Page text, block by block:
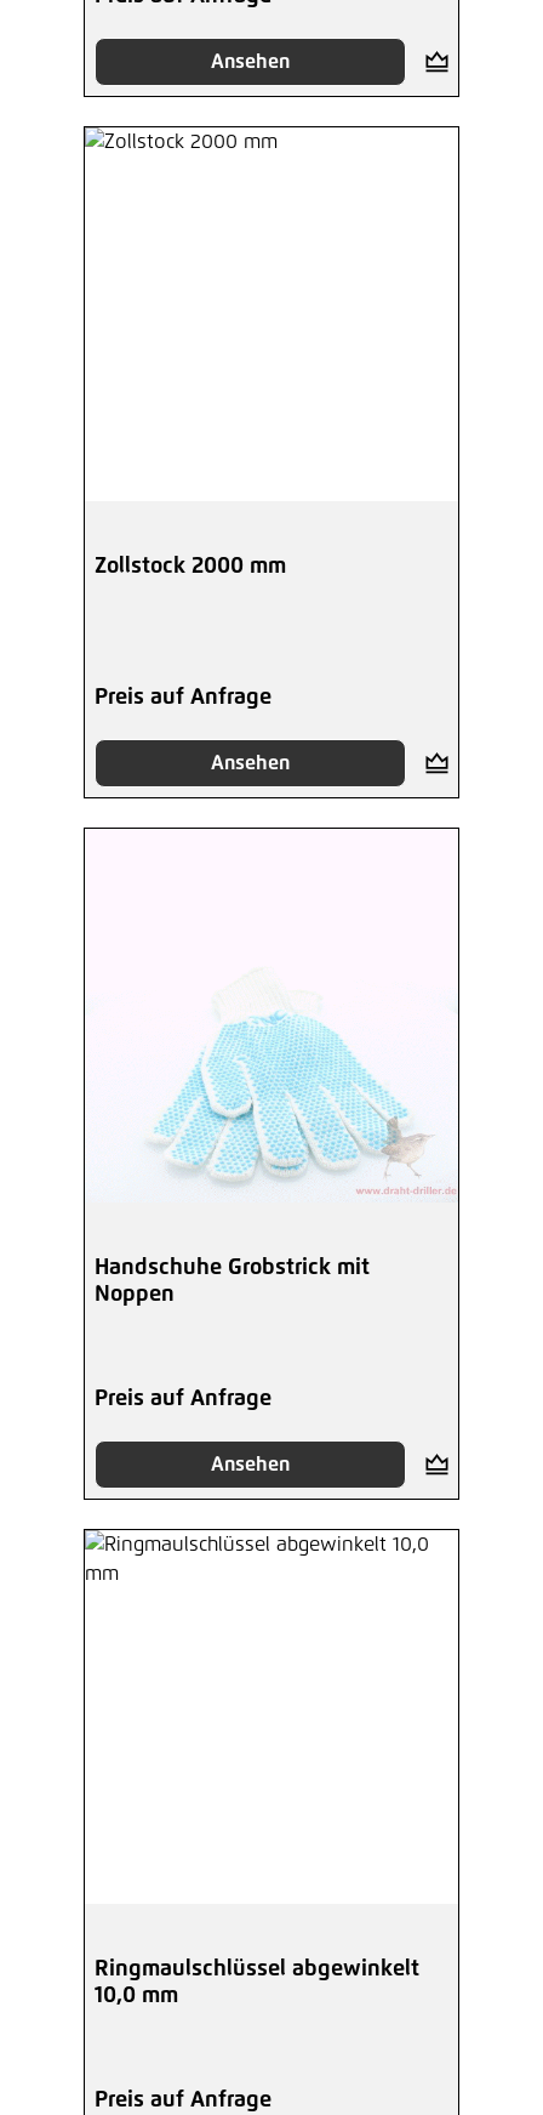
Ansehen
Zollstock 2000 mm
Preis auf Anfrage
Ansehen
Handschuhe Grobstrick mit
Noppen
Preis auf Anfrage
Ansehen
Ringmaulschlüssel abgewinkelt
10,0 mm
Preis auf Anfrage